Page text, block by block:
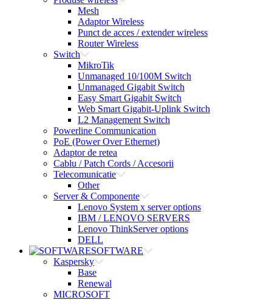
Mesh
Adaptor Wireless
Punct de acces / extender wireless
Router Wireless
Switch
MikroTik
Unmanaged 10/100M Switch
Unmanaged Gigabit Switch
Easy Smart Gigabit Switch
Web Smart Gigabit-Uplink Switch
L2 Management Switch
Powerline Communication
PoE (Power Over Ethernet)
Adaptor de retea
Cablu / Patch Cords / Accesorii
Telecomunicatie
Other
Server & Componente
Lenovo System x server options
IBM / LENOVO SERVERS
Lenovo ThinkServer options
DELL
SOFTWARE
Kaspersky
Base
Renewal
MICROSOFT